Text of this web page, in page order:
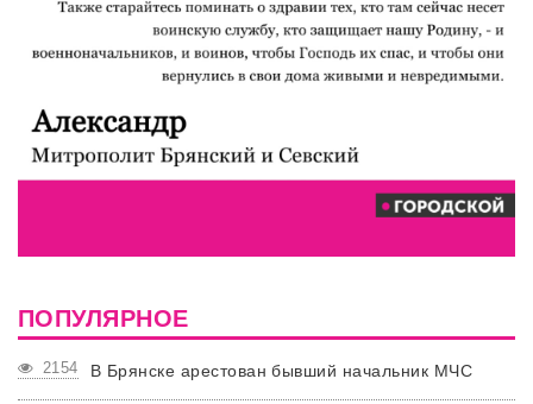
ПОПУЛЯРНОЕ
2154 В Брянске арестован бывший начальник МЧС